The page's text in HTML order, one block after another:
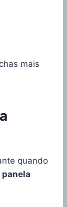
mais
quando